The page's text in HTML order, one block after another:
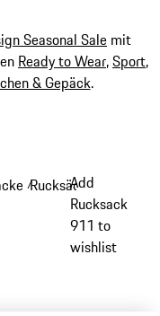
Seasonal Sale mit
Ready to Wear,Sport,
& Gepäck.
/Rucksäcke
Add
Rucksack
911 to
wishlist